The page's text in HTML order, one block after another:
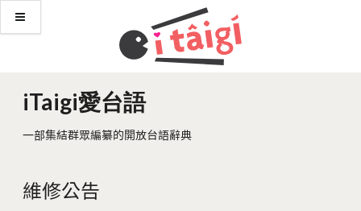
iTaigi愛台語
一部集結群眾編纂的開放台語辭典
維修公告